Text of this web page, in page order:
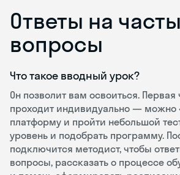
Ответы на
вопросы
Что такое вводный урок?
Он позволит вам освоиться. Первая
проходит индивидуально — можно
платформу и пройти небольшой
уровень и подобрать программу.
подключится методист, чтобы
вопросы, рассказать о процессе